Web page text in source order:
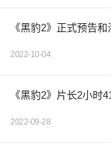
《黑豹2》正式预告
2022-10-04
《黑豹2》片长2小时
2022-09-28